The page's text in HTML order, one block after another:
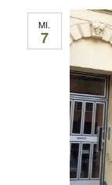
MI.
7